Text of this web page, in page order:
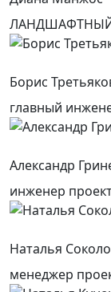
Борис
главный
Александр
инженер
Наталья
менеджер